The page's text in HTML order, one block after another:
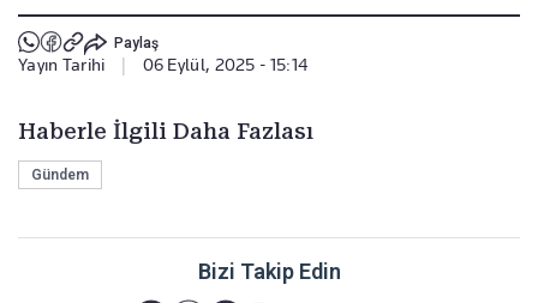
Paylaş
Yayın Tarihi 06 Eylül, 2025 - 15:14
Haberle İlgili Daha Fazlası
Gündem
Bizi Takip Edin